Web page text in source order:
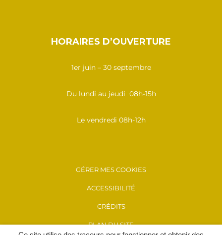
HORAIRES D’OUVERTURE
1er juin – 30 septembre
Du lundi au jeudi 08h-15h
Le vendredi 08h-12h
GÉRER MES COOKIES
ACCESSIBILITÉ
CRÉDITS
PLAN DU SITE